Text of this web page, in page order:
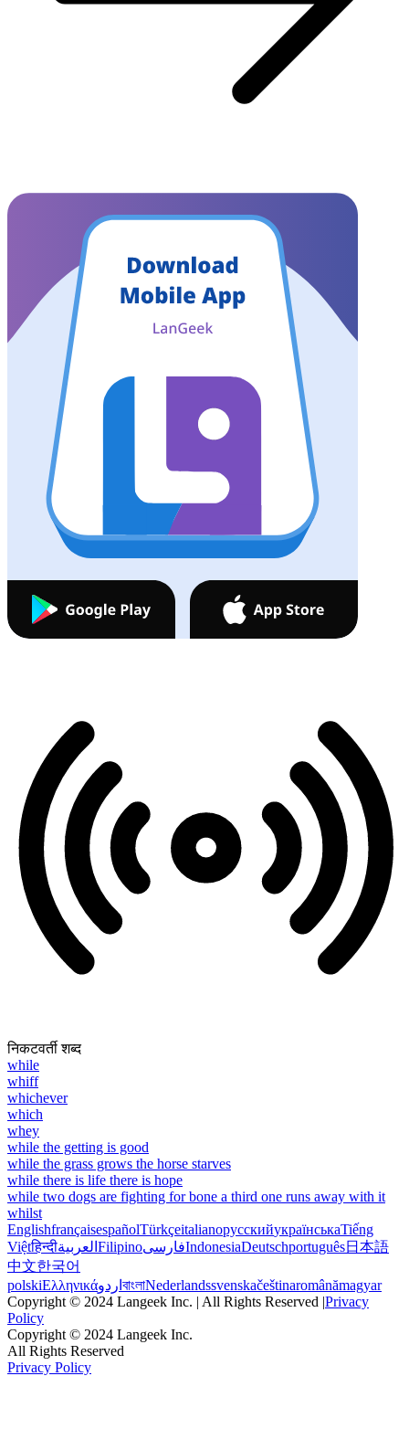
निकटवर्ती शब्द
while
whiff
whichever
which
whey
while the getting is good
while the grass grows the horse starves
while there is life there is hope
while two dogs are fighting for bone a third one runs away with it
whilst
EnglishfrançaisespañolTürkçeitalianoрусскийукраїнськаTiếng
Việtहिन्दीالعربية FilipinoفارسیIndonesiaDeutschportuguês日本語
中文한국어
polskiΕλληνικάاردو বাংলাNederlandssvenskačeštinaromânămagyar
Copyright © 2024 Langeek Inc. | All Rights Reserved |Privacy
Policy
Copyright © 2024 Langeek Inc.
All Rights Reserved
Privacy Policy